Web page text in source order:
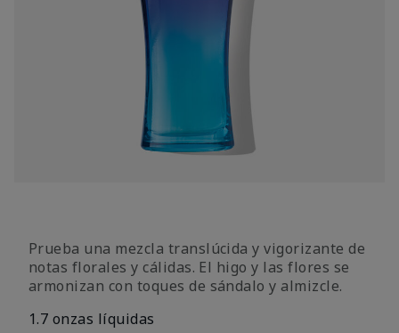
Prueba una mezcla translúcida y vigorizante de
notas florales y cálidas. El higo y las flores se
armonizan con toques de sándalo y almizcle.
1.7 onzas líquidas